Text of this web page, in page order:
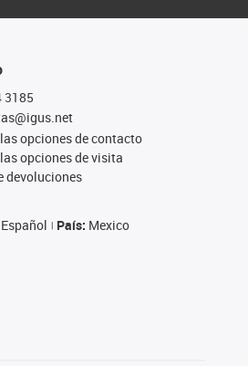
3185
opciones de contacto
opciones de visita
devoluciones
Español País: Mexico